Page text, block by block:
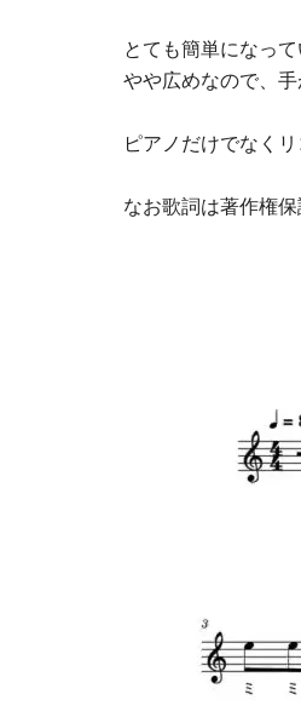
とても簡単になっ
やや広めなので、
ピアノだけでなく
なお歌詞は著作権